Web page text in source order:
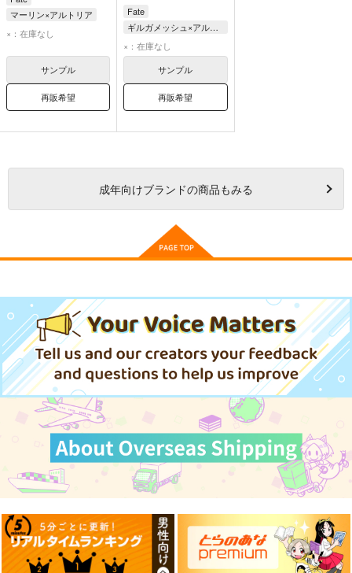
マーリン×アルトリア
×：在庫なし
サンプル
再販希望
Fate
ギルガメッシュ×アルトリア
ギルガメッシュ
×：在庫なし
サンプル
再販希望
成年向けブランドの商品もみる